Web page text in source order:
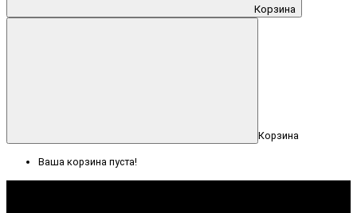
Корзина
Корзина
Ваша корзина пуста!